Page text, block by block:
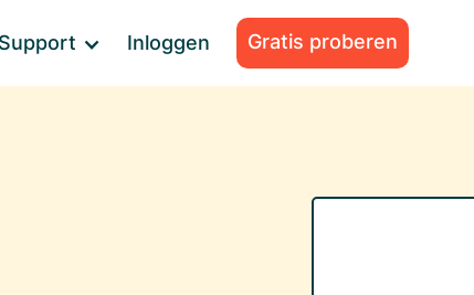
Support Inloggen Gratis proberen